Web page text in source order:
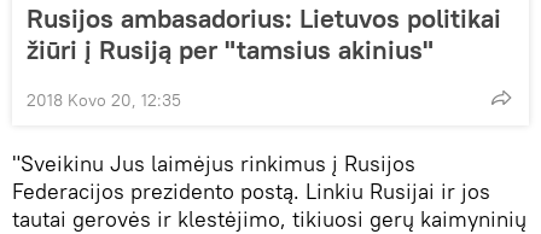
Rusijos ambasadorius: Lietuvos politikai
žiūri į Rusiją per "tamsius akinius"
2018 Kovo 20, 12:35
"Sveikinu Jus laimėjus rinkimus į Rusijos
Federacijos prezidento postą. Linkiu Rusijai ir jos
tautai gerovės ir klestėjimo, tikiuosi gerų kaimyninių